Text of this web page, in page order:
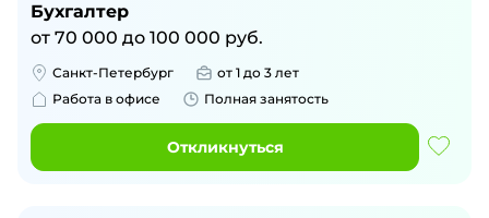
Бухгалтер
от 70 000 до 100 000 руб.
Санкт-Петербург
от 1 до 3 лет
Работа в офисе
Полная занятость
Откликнуться